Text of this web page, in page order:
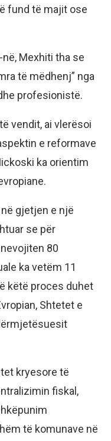
fund të majit ose
Mexhiti tha se
të mëdhenj” nga
profesionistë.
vendit, ai vlerësoi
e reformave
ka orientim
gjetjen e një
se për
80
ka vetëm 11
këtë proces duhet
Shtetet e
kryesore të
fiskal,
të komunave në